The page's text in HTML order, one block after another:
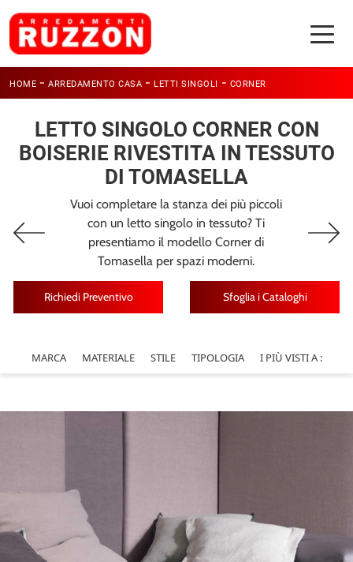
HOME - ARREDAMENTO CASA - LETTI SINGOLI - CORNER
LETTO SINGOLO CORNER CON
BOISERIE RIVESTITA IN TESSUTO
DI TOMASELLA
Vuoi completare la stanza dei più piccoli
con un letto singolo in tessuto? Ti
presentiamo il modello Corner di
Tomasella per spazi moderni.
Richiedi Preventivo Sfoglia i Cataloghi
MARCA MATERIALE STILE TIPOLOGIA I PIÙ VISTI A :